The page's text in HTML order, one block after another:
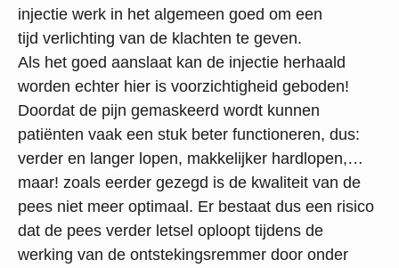
injectie werk in het algemeen goed om een
tijd verlichting van de klachten te geven.
Als het goed aanslaat kan de injectie herhaald
worden echter hier is voorzichtigheid geboden!
Doordat de pijn gemaskeerd wordt kunnen
patiënten vaak een stuk beter functioneren, dus:
verder en langer lopen, makkelijker hardlopen,…
maar! zoals eerder gezegd is de kwaliteit van de
pees niet meer optimaal. Er bestaat dus een risico
dat de pees verder letsel oploopt tijdens de
werking van de ontstekingsremmer door onder